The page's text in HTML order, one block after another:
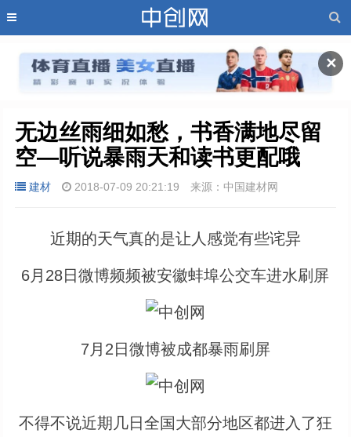
✕
无边丝雨细如愁，书香满地尽留
空―听说暴雨天和读书更配哦
建材 2018-07-09 20:21:19 来源：中国建材网
近期的天气真的是让人感觉有些诧异
6月28日微博频频被安徽蚌埠公交车进水刷屏
7月2日微博被成都暴雨刷屏
不得不说近期几日全国大部分地区都进入了狂